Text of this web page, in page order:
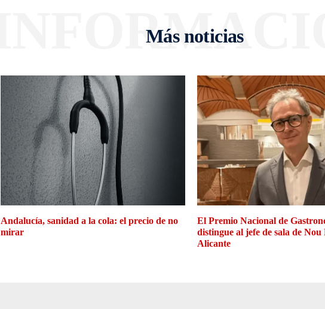
Más noticias
Andalucía, sanidad a la cola: el precio de no
mirar
El Premio Nacional de
distingue al jefe de sala de
Alicante